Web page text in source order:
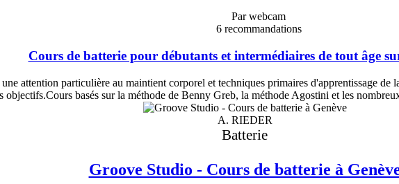
Par webcam
6recommandations
Cours de batterie pour débutants et intermédiaires de tout âge
attention particulière au maintient corporel et techniques primaires d'apprentissage
objectifs.Cours basés sur la méthode de Benny Greb, la méthode Agostini et les
A. RIEDER
Batterie
Groove Studio - Cours de batterie à